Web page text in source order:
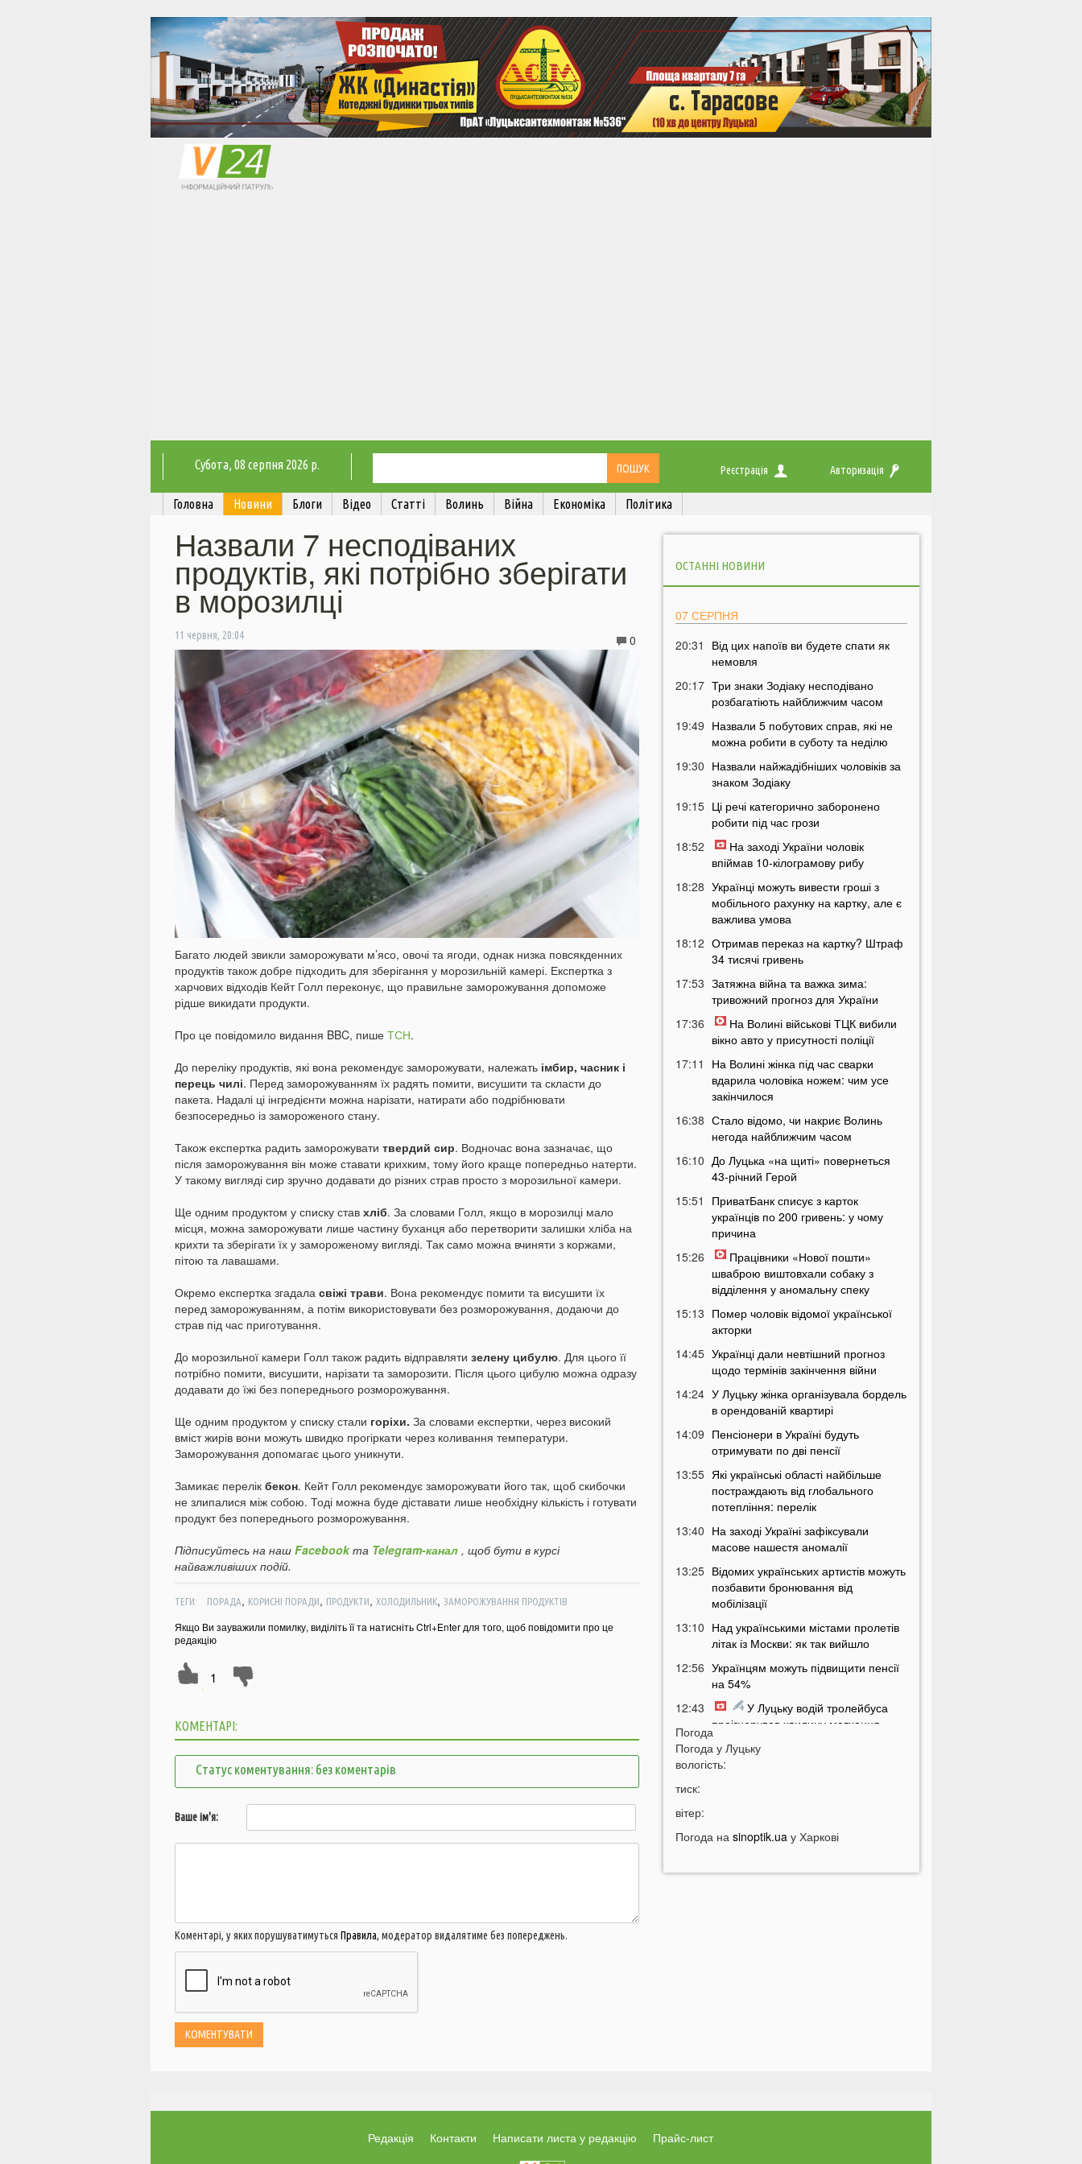
Субота, 08 серпня 2026 р. Реєстрація Авторизація
Головна Новини Блоги Відео Статті Волинь Війна Економіка Політика
Назвали 7 несподіваних
продуктів, які потрібно зберігати
в морозилці
11 червня, 20:04 0
Багато людей звикли заморожувати м’ясо, овочі та ягоди, однак низка повсякденних
продуктів також добре підходить для зберігання у морозильній камері. Експертка з
харчових відходів Кейт Голл переконує, що правильне заморожування допоможе
рідше викидати продукти.
Про це повідомило видання BBC, пише ТСН.
До переліку продуктів, які вона рекомендує заморожувати, належать імбир, часник і
перець чилі. Перед заморожуванням їх радять помити, висушити та скласти до
пакета. Надалі ці інгредієнти можна нарізати, натирати або подрібнювати
безпосередньо із замороженого стану.
Також експертка радить заморожувати твердий сир. Водночас вона зазначає, що
після заморожування він може ставати крихким, тому його краще попередньо натерти.
У такому вигляді сир зручно додавати до різних страв просто з морозильної камери.
Ще одним продуктом у списку став хліб. За словами Голл, якщо в морозилці мало
місця, можна заморожувати лише частину буханця або перетворити залишки хліба на
крихти та зберігати їх у замороженому вигляді. Так само можна вчиняти з коржами,
пітою та лавашами.
Окремо експертка згадала свіжі трави. Вона рекомендує помити та висушити їх
перед заморожуванням, а потім використовувати без розморожування, додаючи до
страв під час приготування.
До морозильної камери Голл також радить відправляти зелену цибулю. Для цього її
потрібно помити, висушити, нарізати та заморозити. Після цього цибулю можна одразу
додавати до їжі без попереднього розморожування.
Ще одним продуктом у списку стали горіхи. За словами експертки, через високий
вміст жирів вони можуть швидко прогіркати через коливання температури.
Заморожування допомагає цього уникнути.
Замикає перелік бекон. Кейт Голл рекомендує заморожувати його так, щоб скибочки
не злипалися між собою. Тоді можна буде діставати лише необхідну кількість і готувати
продукт без попереднього розморожування.
Підписуйтесь на наш Facebookта Telegram-канал , щоб бути в курсі
найважливіших подій.
ТЕГИ: ПОРАДА, КОРИСНІ ПОРАДИ, ПРОДУКТИ, ХОЛОДИЛЬНИК, ЗАМОРОЖУВАННЯ ПРОДУКТІВ
Якщо Ви зауважили помилку, виділіть її та натисніть Ctrl+Enter для того, щоб повідомити про це
редакцію
1
КОМЕНТАРІ:
Статус коментування: без коментарів
Ваше ім'я:
Коментарі, у яких порушуватимуться Правила, модератор видалятиме без попереджень.
ОСТАННІ НОВИНИ
07 СЕРПНЯ
20:31
Від цих напоїв ви будете спати як
немовля
20:17 Три знаки Зодіаку несподівано
розбагатіють найближчим часом
19:49 Назвали 5 побутових справ, які не
можна робити в суботу та неділю
19:30 Назвали найжадібніших чоловіків за
знаком Зодіаку
19:15 Ці речі категорично заборонено
робити під час грози
18:52
На заході України чоловік
впіймав 10-кілограмову рибу
18:28 Українці можуть вивести гроші з
мобільного рахунку на картку, але є
важлива умова
18:12 Отримав переказ на картку? Штраф
34 тисячі гривень
17:53 Затяжна війна та важка зима:
тривожний прогноз для України
17:36
На Волині військові ТЦК вибили
вікно авто у присутності поліції
17:11
На Волині жінка під час сварки
вдарила чоловіка ножем: чим усе
закінчилося
16:38 Стало відомо, чи накриє Волинь
негода найближчим часом
16:10 До Луцька «на щиті» повернеться
43-річний Герой
15:51
ПриватБанк списує з карток
українців по 200 гривень: у чому
причина
15:26
Працівники «Нової пошти»
шваброю виштовхали собаку з
відділення у аномальну спеку
15:13 Помер чоловік відомої української
акторки
14:45 Українці дали невтішний прогноз
щодо термінів закінчення війни
14:24 У Луцьку жінка організувала бордель
в орендованій квартирі
14:09 Пенсіонери в Україні будуть
отримувати по дві пенсії
13:55 Які українські області найбільше
постраждають від глобального
потепління: перелік
13:40 На заході Україні зафіксували
масове нашестя аномалії
13:25 Відомих українських артистів можуть
позбавити бронювання від
мобілізації
13:10 Над українськими містами пролетів
літак із Москви: як так вийшло
12:56 Українцям можуть підвищити пенсії
на 54%
12:43
У Луцьку водій тролейбуса
проігнорував хвилину мовчання
12:26 На Волині від удару блискавки
загорілися дві споруди
12:07
Україні загрожує дефіцит води: які
регіони під загрозою
11:27 Чоловік кинув гранату в кабінет
Погода
Погода у Луцьку
вологість:
тиск:
вітер:
Погода на sinoptik.uaу Харкові
Редакція Контакти Написати листа у редакцію Прайс-лист